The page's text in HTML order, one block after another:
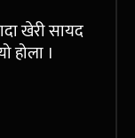
खेरी सायद
होला ।